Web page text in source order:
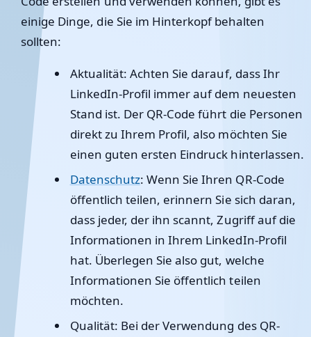
einige Dinge, die Sie im Hinterkopf behalten
sollten:
Aktualität: Achten Sie darauf, dass Ihr
LinkedIn-Profil immer auf dem neuesten
Stand ist. Der QR-Code führt die Personen
direkt zu Ihrem Profil, also möchten Sie
einen guten ersten Eindruck hinterlassen.
Datenschutz: Wenn Sie Ihren QR-Code
öffentlich teilen, erinnern Sie sich daran,
dass jeder, der ihn scannt, Zugriff auf die
Informationen in Ihrem LinkedIn-Profil
hat. Überlegen Sie also gut, welche
Informationen Sie öffentlich teilen
möchten.
Qualität: Bei der Verwendung des QR-